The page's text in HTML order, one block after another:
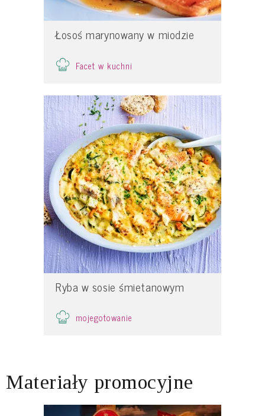
Łosoś marynowany w miodzie
Facet w kuchni
Ryba w sosie śmietanowym
mojegotowanie
Materiały promocyjne